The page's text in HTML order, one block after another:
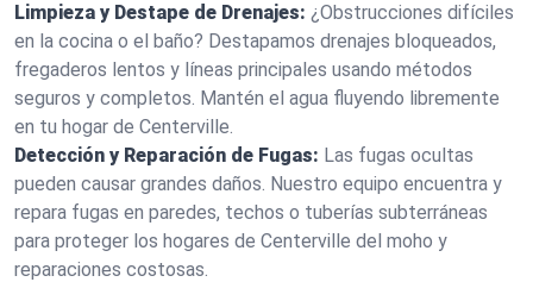
Limpieza y Destape de Drenajes: ¿Obstrucciones difíciles
en la cocina o el baño? Destapamos drenajes bloqueados,
fregaderos lentos y líneas principales usando métodos
seguros y completos. Mantén el agua fluyendo libremente
en tu hogar de Centerville.
Detección y Reparación de Fugas: Las fugas ocultas
pueden causar grandes daños. Nuestro equipo encuentra y
repara fugas en paredes, techos o tuberías subterráneas
para proteger los hogares de Centerville del moho y
reparaciones costosas.